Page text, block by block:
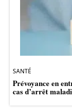
SANTÉ
Prévoyance en
cas d’arrêt